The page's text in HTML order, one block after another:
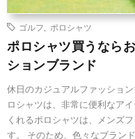
ゴルフ ポロシャツ
ポロシャツ買うなら
ションブランド
休日のカジュアルファッショ
ロシャツは、非常に便利なア
くれるポロシャツは、メンズ
す。 そのため、色々なブラン